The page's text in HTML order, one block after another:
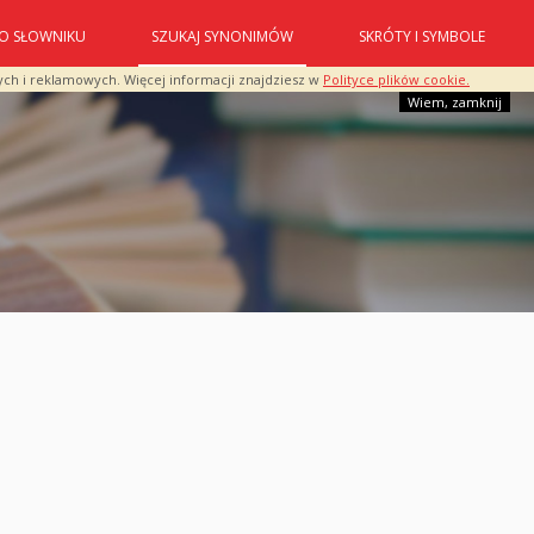
i reklamowych. Więcej informacji znajdziesz w Polityce plików cookie.
Wiem, zamknij
O SŁOWNIKU SZUKAJ SYNONIMÓW SKRÓTY I SYMBOLE